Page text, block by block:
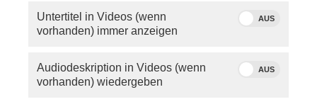
Untertitel in Videos (wenn
vorhanden) immer anzeigen
AUS
Audiodeskription in Videos (wenn
vorhanden) wiedergeben
AUS